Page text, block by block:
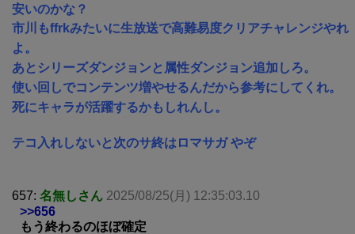
安いのかな？
市川もffrkみたいに生放送で高難易度クリアチャレンジやれ
よ。
あとシリーズダンジョンと属性ダンジョン追加しろ。
使い回しでコンテンツ増やせるんだから参考にしてくれ。
死にキャラが活躍するかもしれんし。
テコ入れしないと次のサ終はロマサガ やぞ
657: 名無しさん 2025/08/25(月) 12:35:03.10
>>656
もう終わるのほぼ確定